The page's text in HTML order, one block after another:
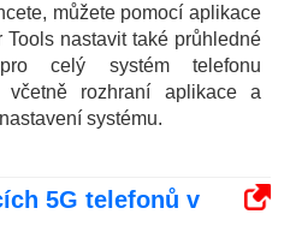
můžete pomocí aplikace
Tools nastavit také průhledné
celý systém telefonu
včetně rozhraní aplikace a
systému.
5G telefonů v